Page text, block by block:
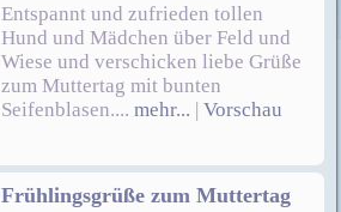
Entspannt und zufrieden tollen
Hund und Mädchen über Feld und
Wiese und verschicken liebe Grüße
zum Muttertag mit bunten
Seifenblasen.... mehr... | Vorschau
Frühlingsgrüße zum Muttertag